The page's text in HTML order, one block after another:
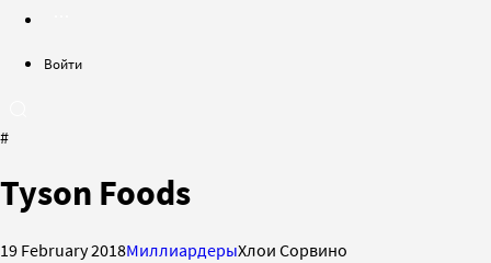
Войти
#
Tyson Foods
19 February 2018МиллиардерыХлои Сорвино